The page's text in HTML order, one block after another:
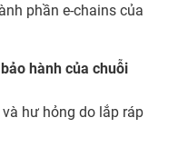
phần e-chains của
hành của chuỗi
hư hỏng do lắp ráp